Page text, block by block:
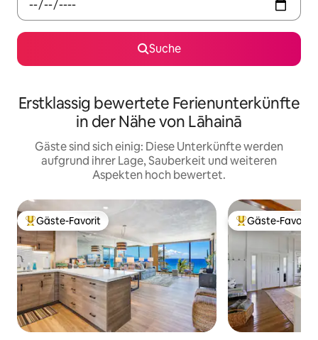
Suche
Erstklassig bewertete Ferienunterkünfte
in der Nähe von Lāhainā
Gäste sind sich einig: Diese Unterkünfte werden
aufgrund ihrer Lage, Sauberkeit und weiteren
Aspekten hoch bewertet.
Beliebter Gäste-Favorit.
Gäste-Favorit Beliebter Gäste-
Gäste-Favorit